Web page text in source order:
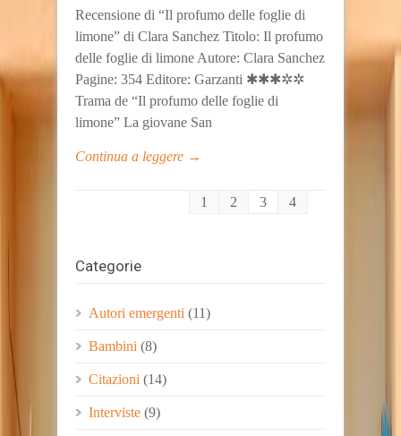
Recensione di “Il profumo delle foglie di
limone” di Clara Sanchez Titolo: Il profumo
delle foglie di limone Autore: Clara Sanchez
Pagine: 354 Editore: Garzanti ✱✱✱✲✲
Trama de “Il profumo delle foglie di
limone” La giovane San
Continua a leggere →
1 2 3 4
Categorie
Autori emergenti (11)
Bambini (8)
Citazioni (14)
Interviste (9)